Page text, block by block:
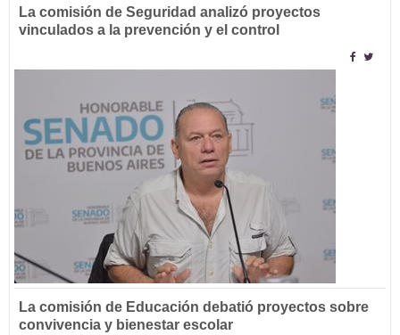
La comisión de Seguridad analizó proyectos
vinculados a la prevención y el control
La comisión de Educación debatió proyectos sobre
convivencia y bienestar escolar